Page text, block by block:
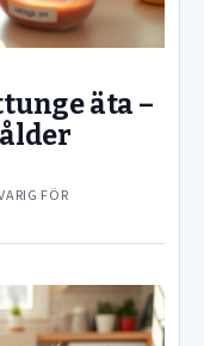
äta –
FÖR